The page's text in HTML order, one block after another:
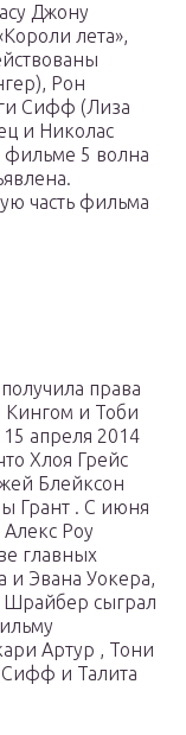
Джону
лета»,
Рон
Сифф (Лиза
и Николас
фильме 5 волна
часть фильма
права
Кингом и Тоби
апреля 2014
Хлоя Грейс
Блейксон
Грант . С июня
Роу
главных
и Эвана Уокера,
Шрайбер сыграл
Артур , Тони
и Талита